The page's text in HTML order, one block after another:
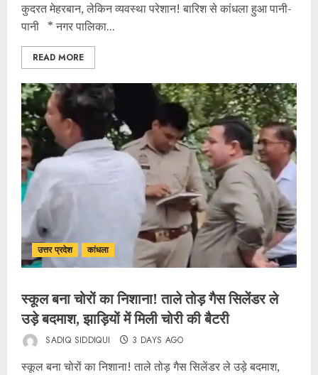
कुदरत मेहरबान, लेकिन व्यवस्था परेशान! बारिश से कांधला हुआ पानी-
पानी * नगर पालिका...
READ MORE
उत्तर प्रदेश कांधला
स्कूल बना चोरों का निशाना! ताले तोड़ गैस सिलेंडर ले
उड़े बदमाश, झाड़ियों में मिली चोरी की बैटरी
SADIQ SIDDIQUI 3 DAYS AGO
स्कूल बना चोरों का निशाना! ताले तोड़ गैस सिलेंडर ले उड़े बदमाश,